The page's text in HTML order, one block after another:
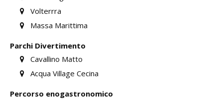
Volterrra
Massa Marittima
Parchi Divertimento
Cavallino Matto
Acqua Village Cecina
Percorso enogastronomico